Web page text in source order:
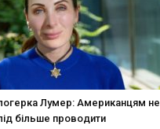
Лумер: Американцям не
більше проводити